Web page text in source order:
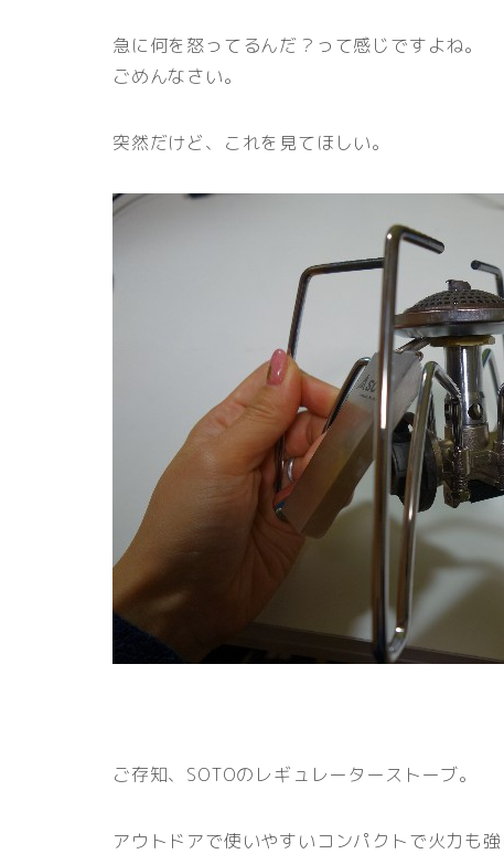
急に何を怒ってるんだ？って感じですよね。
ごめんなさい。
突然だけど、これを見てほしい。
ご存知、SOTOのレギュレーターストーブ。
アウトドアで使いやすいコンパクトで火力も